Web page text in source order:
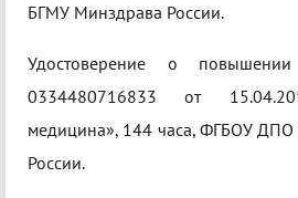
БГМУ Минздрава России.
Удостоверение о
0334480716833 от
медицина», 144 часа, ФГБОУ
России.